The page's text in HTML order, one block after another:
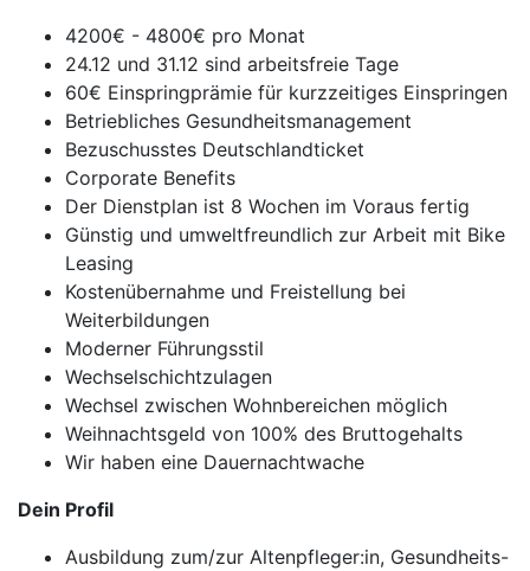
4200€ - 4800€ pro Monat
24.12 und 31.12 sind arbeitsfreie Tage
60€ Einspringprämie für kurzzeitiges Einspringen
Betriebliches Gesundheitsmanagement
Bezuschusstes Deutschlandticket
Corporate Benefits
Der Dienstplan ist 8 Wochen im Voraus fertig
Günstig und umweltfreundlich zur Arbeit mit Bike
Leasing
Kostenübernahme und Freistellung bei
Weiterbildungen
Moderner Führungsstil
Wechselschichtzulagen
Wechsel zwischen Wohnbereichen möglich
Weihnachtsgeld von 100% des Bruttogehalts
Wir haben eine Dauernachtwache
Dein Profil
Ausbildung zum/zur Altenpfleger:in, Gesundheits-